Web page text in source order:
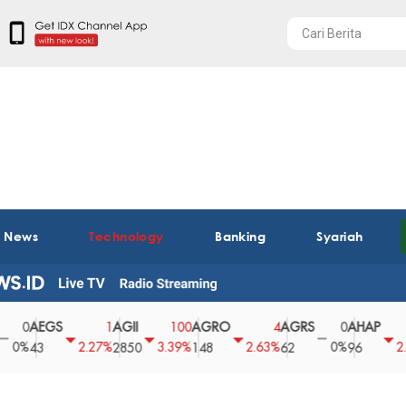
Technology Banking Syariah
2.27%2850
100
3.39%
AGRO
148
2.63%
AGRS
62
0AHAP
2.04%